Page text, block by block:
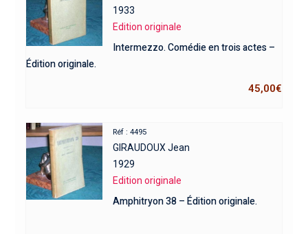
1933
Edition originale
Intermezzo. Comédie en trois actes –
Édition originale.
45,00€
Réf : 4495
GIRAUDOUX Jean
1929
Edition originale
Amphitryon 38 – Édition originale.